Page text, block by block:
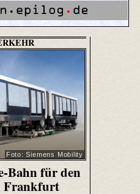
Foto: Siemens Mobility
Bahn für den
Frankfurt